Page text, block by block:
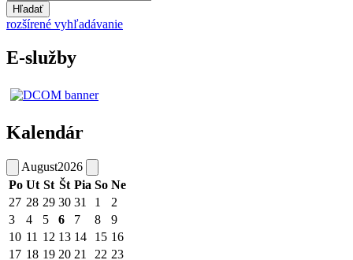
Hľadať
rozšírené vyhľadávanie
E-služby
Kalendár
August2026
Po Ut St Št Pia So Ne
27 28 29 30 31 1
2
3
4 5 6 7 8
9
10 11 12 13 14 15 16
17 18 19 20 21 22 23